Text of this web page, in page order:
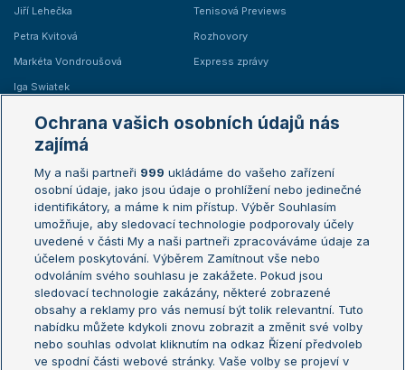
Jiří Lehečka
Petra Kvitová
Markéta Vondroušová
Iga Swiatek
Tenisová Previews
Rozhovory
Express zprávy
Žebříčky
Žebříček ATP (muži)
Žebříček WTA (ženy)
Sázkařský žebříček
Australian Open
French Open
Wimbledon
US Open
Turnaj mistrů
Turnaj mistryň
Aktualní trendy
Fotbalové přestupy
Ochrana vašich osobních údajů nás
zajímá
My a naši partneři 999 ukládáme do vašeho zařízení
osobní údaje, jako jsou údaje o prohlížení nebo jedinečné
identifikátory, a máme k nim přístup. Výběr Souhlasím
umožňuje, aby sledovací technologie podporovaly účely
uvedené v části My a naši partneři zpracováváme údaje za
účelem poskytování. Výběrem Zamítnout vše nebo
odvoláním svého souhlasu je zakážete. Pokud jsou
sledovací technologie zakázány, některé zobrazené
obsahy a reklamy pro vás nemusí být tolik relevantní. Tuto
nabídku můžete kdykoli znovu zobrazit a změnit své volby
nebo souhlas odvolat kliknutím na odkaz Řízení předvoleb
ve spodní části webové stránky. Vaše volby se projeví v